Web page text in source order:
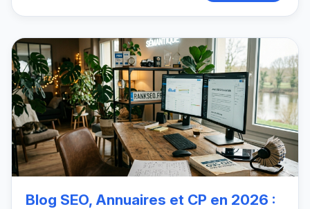
Blog SEO, Annuaires et CP en 2026 :